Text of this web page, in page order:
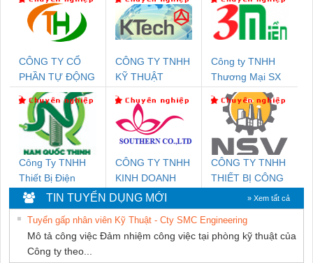
CÔNG TY CỔ
PHẦN TỰ ĐỘNG
TIẾN HƯNG
CÔNG TY TNHH
KỸ THUẬT
NAM
Công ty TNHH
Thương Mại SX
Ba Miền
Công Ty TNHH
Thiết Bị Điện
Nam Quốc Thịnh
CÔNG TY TNHH
KINH DOANH
DỊCH VỤ XNK
PHƯƠNG NAM
CÔNG TY TNHH
THIẾT BỊ CÔNG
NGHIỆP NIHON
SETSUBI VIỆT
NAM
TIN TUYỂN DỤNG MỚI » Xem tất cả
Tuyển gấp nhân viên Kỹ Thuật - Cty SMC Engineering
Mô tả công việc Đảm nhiệm công việc tại phòng kỹ thuật của
Công ty theo...